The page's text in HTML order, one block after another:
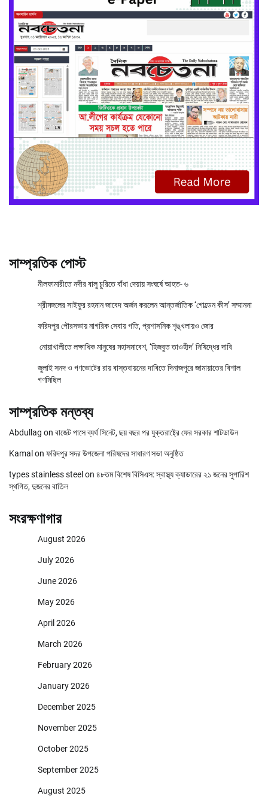
সাম্প্রতিক পোস্ট
নীলফামারীতে নদীর বালু চুরিতে বাঁধা দেয়ায় সংঘর্ষে আহত- ৬
শ্রীমঙ্গলের সাইফুর রহমান জাবেদ অর্জন করলেন আন্তর্জাতিক ‘গোল্ডেন কীস’ সম্মাননা
ফরিদপুর পৌরসভায় নাগরিক সেবায় গতি, প্রশাসনিক শৃঙ্খলায়ও জোর
নোয়াখালীতে লক্ষাধিক মানুষের মহাসমাবেশ, ‘হিজবুত তাওহীদ’ নিষিদ্ধের দাবি
জুলাই সনদ ও গণভোটের রায় বাস্তবায়নের দাবিতে দিনাজপুরে জামায়াতের বিশাল
গণমিছিল
সাম্প্রতিক মন্তব্য
Abdullag on বাজেট পাসে ব্যর্থ সিনেট, ছয় বছর পর যুক্তরাষ্ট্রে ফের সরকার শাটডাউন
Kamal on ফরিদপুর সদর উপজেলা পরিষদের সাধারণ সভা অনুষ্ঠিত
types stainless steel on ৪৮তম বিশেষ বিসিএস: স্বাস্থ্য ক্যাডারের ২১ জনের সুপারিশ
স্থগিত, দুজনের বাতিল
সংরক্ষণাগার
August 2026
July 2026
June 2026
May 2026
April 2026
March 2026
February 2026
January 2026
December 2025
November 2025
October 2025
September 2025
August 2025